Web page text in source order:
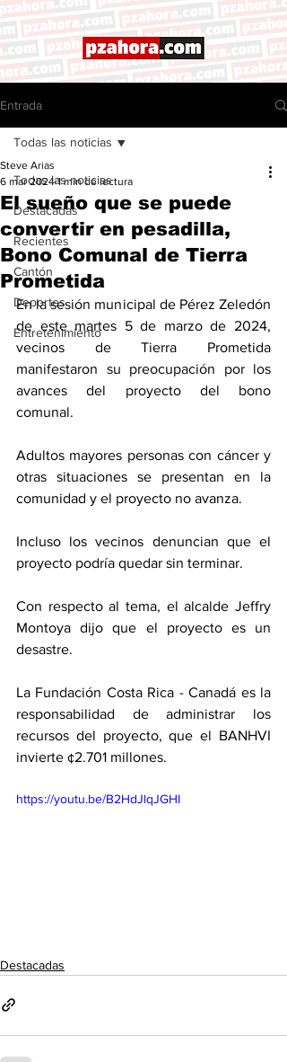
Entrada
Todas las noticias
Destacadas
Recientes
Cantón
Deportes
Entretenimiento
Todas las noticias
El sueño que se puede
convertir en pesadilla,
Bono Comunal de Tierra
Prometida
Steve Arias
6 mar 2024 1 min de lectura
En la sesión municipal de Pérez Zeledón
de este martes 5 de marzo de 2024,
vecinos de Tierra Prometida
manifestaron su preocupación por los
avances del proyecto del bono
comunal.
Adultos mayores personas con cáncer y
otras situaciones se presentan en la
comunidad y el proyecto no avanza.
Incluso los vecinos denuncian que el
proyecto podría quedar sin terminar.
Con respecto al tema, el alcalde Jeffry
Montoya dijo que el proyecto es un
desastre.
La Fundación Costa Rica - Canadá es la
responsabilidad de administrar los
recursos del proyecto, que el BANHVI
invierte ¢2.701 millones.
https://youtu.be/B2HdJlqJGHI
Destacadas